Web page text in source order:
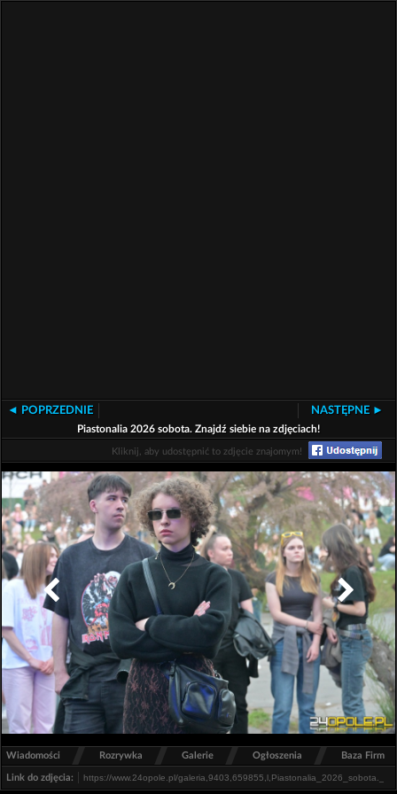
◄ POPRZEDNIE NASTĘPNE ►
Piastonalia 2026 sobota. Znajdź siebie na zdjęciach!
Kliknij, aby udostępnić to zdjęcie znajomym!
Wiadomości / Rozrywka / Galerie / Ogłoszenia / Baza Firm
Link do zdjęcia: